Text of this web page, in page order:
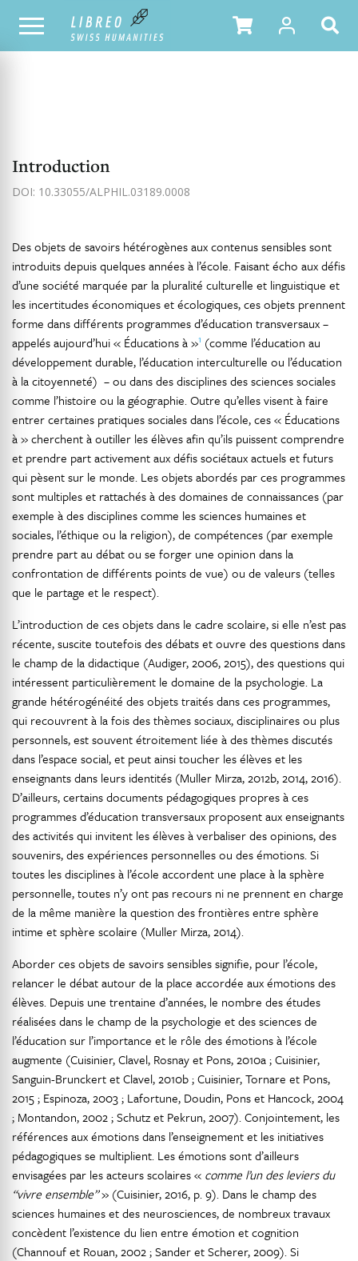
NOTRE CATALOGUE TABLE DES MATIÈRES
Introduction
DOI: 10.33055/ALPHIL.03189.0008
Des objets de savoirs hétérogènes aux contenus sensibles sont
introduits depuis quelques années à l’école. Faisant écho aux défis
d’une société marquée par la pluralité culturelle et linguistique et
les incertitudes économiques et écologiques, ces objets prennent
forme dans différents programmes d’éducation transversaux –
appelés aujourd’hui « Éducations à »1 (comme l’éducation au
développement durable, l’éducation interculturelle ou l’éducation
à la citoyenneté) – ou dans des disciplines des sciences sociales
comme l’histoire ou la géographie. Outre qu’elles visent à faire
entrer certaines pratiques sociales dans l’école, ces « Éducations
à » cherchent à outiller les élèves afin qu’ils puissent comprendre
et prendre part activement aux défis sociétaux actuels et futurs
qui pèsent sur le monde. Les objets abordés par ces programmes
sont multiples et rattachés à des domaines de connaissances (par
exemple à des disciplines comme les sciences humaines et
sociales, l’éthique ou la religion), de compétences (par exemple
prendre part au débat ou se forger une opinion dans la
confrontation de différents points de vue) ou de valeurs (telles
que le partage et le respect).
L’introduction de ces objets dans le cadre scolaire, si elle n’est pas
récente, suscite toutefois des débats et ouvre des questions dans
le champ de la didactique (Audiger, 2006, 2015), des questions qui
intéressent particulièrement le domaine de la psychologie. La
grande hétérogénéité des objets traités dans ces programmes,
qui recouvrent à la fois des thèmes sociaux, disciplinaires ou plus
personnels, est souvent étroitement liée à des thèmes discutés
dans l’espace social, et peut ainsi toucher les élèves et les
enseignants dans leurs identités (Muller Mirza, 2012b, 2014, 2016).
D’ailleurs, certains documents pédagogiques propres à ces
programmes d’éducation transversaux proposent aux enseignants
des activités qui invitent les élèves à verbaliser des opinions, des
souvenirs, des expériences personnelles ou des émotions. Si
toutes les disciplines à l’école accordent une place à la sphère
personnelle, toutes n’y ont pas recours ni ne prennent en charge
de la même manière la question des frontières entre sphère
intime et sphère scolaire (Muller Mirza, 2014).
Aborder ces objets de savoirs sensibles signifie, pour l’école,
relancer le débat autour de la place accordée aux émotions des
élèves. Depuis une trentaine d’années, le nombre des études
réalisées dans le champ de la psychologie et des sciences de
l’éducation sur l’importance et le rôle des émotions à l’école
augmente (Cuisinier, Clavel, Rosnay et Pons, 2010a ; Cuisinier,
Sanguin-Brunckert et Clavel, 2010b ; Cuisinier, Tornare et Pons,
2015 ; Espinoza, 2003 ; Lafortune, Doudin, Pons et Hancock, 2004
; Montandon, 2002 ; Schutz et Pekrun, 2007). Conjointement, les
références aux émotions dans l’enseignement et les initiatives
pédagogiques se multiplient. Les émotions sont d’ailleurs
envisagées par les acteurs scolaires « comme l’un des leviers du
“vivre ensemble”» (Cuisinier, 2016, p. 9). Dans le champ des
sciences humaines et des neurosciences, de nombreux travaux
concèdent l’existence du lien entre émotion et cognition
(Channouf et Rouan, 2002 ; Sander et Scherer, 2009). Si